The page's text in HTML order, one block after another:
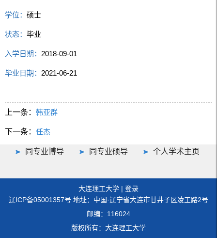
学位：硕士
状态：毕业
入学日期： 2018-09-01
毕业日期： 2021-06-21
上一条：韩亚群
下一条：任杰
同专业博导 同专业硕导 个人学术主页
大连理工大学 | 登录
辽ICP备05001357号 地址：中国·辽宁省大连市甘井子区凌工路2号
邮编：116024
版权所有：大连理工大学